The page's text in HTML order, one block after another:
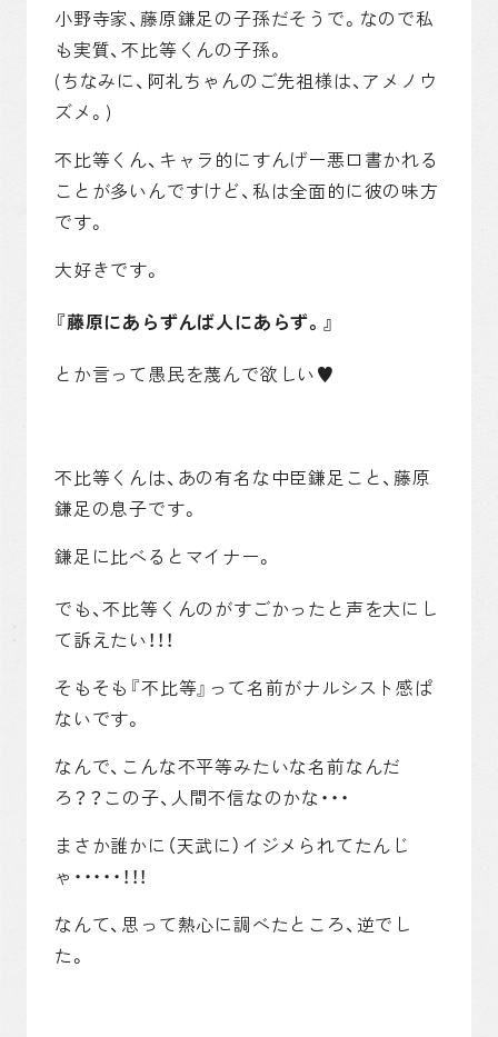
小野寺家、藤原鎌足の子孫だそうで。なので私
も実質、不比等くんの子孫。
(ちなみに、阿礼ちゃんのご先祖様は、アメノウ
ズメ。)
不比等くん、キャラ的にすんげー悪口書かれる
ことが多いんですけど、私は全面的に彼の味方
です。
大好きです。
『藤原にあらずんば人にあらず。』
とか言って愚民を蔑んで欲しい♥︎
不比等くんは、あの有名な中臣鎌足こと、藤原
鎌足の息子です。
鎌足に比べるとマイナー。
でも、不比等くんのがすごかったと声を大にし
て訴えたい！！！
そもそも『不比等』って名前がナルシスト感ぱ
ないです。
なんで、こんな不平等みたいな名前なんだ
ろ？？この子、人間不信なのかな・・・
まさか誰かに（天武に）イジメられてたんじ
ゃ・・・・・！！！
なんて、思って熱心に調べたところ、逆でし
た。